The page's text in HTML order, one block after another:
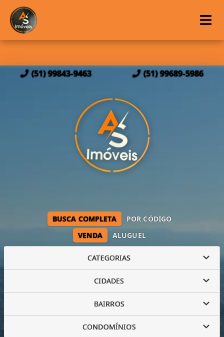
(51) 99843-9463 (51) 99689-5986
VENDA ALUGUEL
BUSCA COMPLETA POR CÓDIGO
CATEGORIAS
CIDADES
BAIRROS
CONDOMÍNIOS